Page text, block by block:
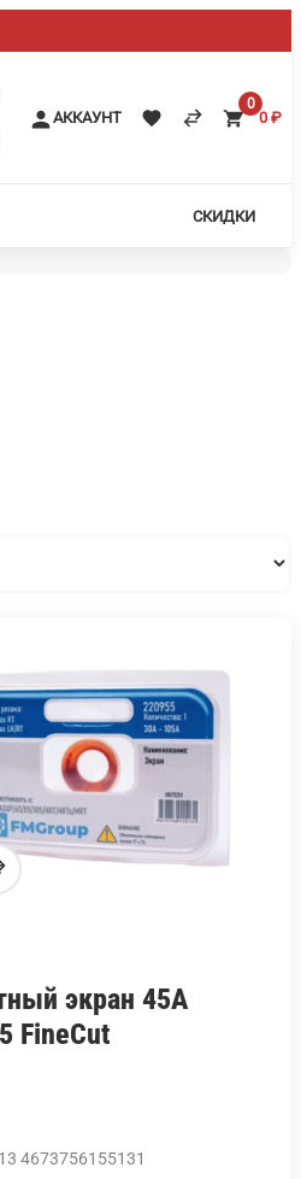
АККАУНТ
0
0 ₽
СКИДКИ
экран 45А
FineCut
4673756155131